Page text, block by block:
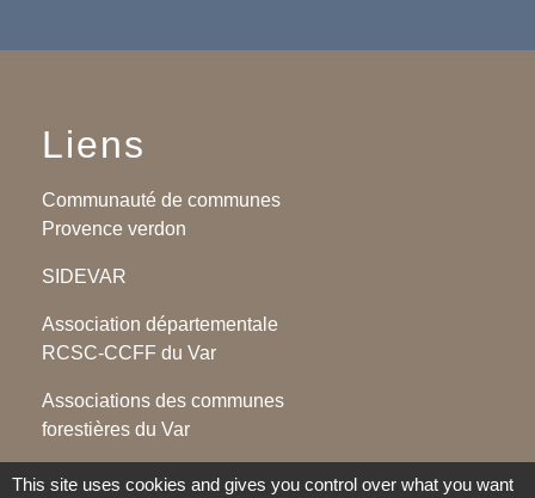
Liens
Communauté de communes
Provence verdon
SIDEVAR
Association départementale
RCSC-CCFF du Var
Associations des communes
forestières du Var
Association des maires du Var
This site uses cookies and gives you control over what you want